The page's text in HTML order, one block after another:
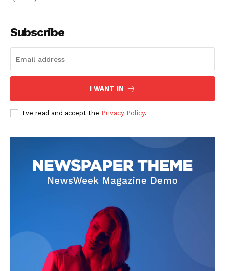
Subscribe
I WANT IN
I've read and accept the Privacy Policy.